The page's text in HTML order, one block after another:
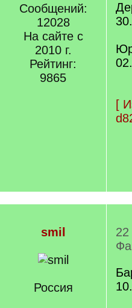
Сообщений:
12028
На сайте с
2010 г.
Рейтинг:
9865
[
smil
Россия
22